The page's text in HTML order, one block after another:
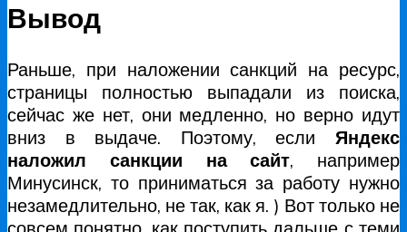
Вывод
Раньше, при наложении санкций на ресурс,
страницы полностью выпадали из поиска,
сейчас же нет, они медленно, но верно идут
вниз в выдаче. Поэтому, если Яндекс
наложил санкции на сайт, например
Минусинск, то приниматься за работу нужно
незамедлительно, не так, как я. ) Вот только не